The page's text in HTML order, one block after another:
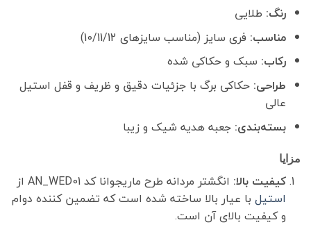
رنگ:طلایی
مناسب:فری سایز (مناسب سایزهای 10/11/12)
رکاب:سبک و حکاکی شده
طراحی:حکاکی برگ با جزئیات دقیق و ظریف و قفل استیل
عالی
بسته‌بندی:جعبه هدیه شیک و زیبا
مزایا
کیفیت بالا:انگشتر مردانه طرح ماریجوانا کد AN_WED01 از
استیلبا عیار بالا ساخته شده است که تضمین کننده دوام
و کیفیت بالای آن است.